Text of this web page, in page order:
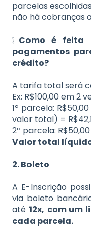
parcelas
não há cobranças
❕ Como é feita
pagamentos
crédito?
A tarifa total será
Ex: R$100,00 em 2
1ª parcela:
valor total) =
2ª parcela: R$50,00
Valor total
2. Boleto
A E-Inscrição
via boleto
até 12x, com um
cada parcela.